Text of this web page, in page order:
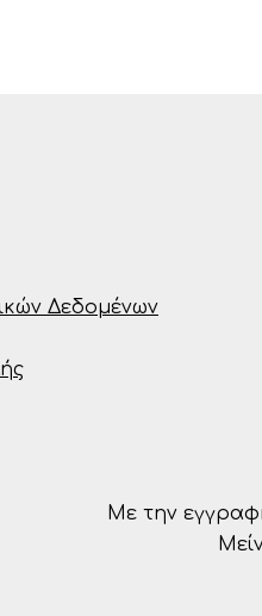
Δεδομένων
Με την